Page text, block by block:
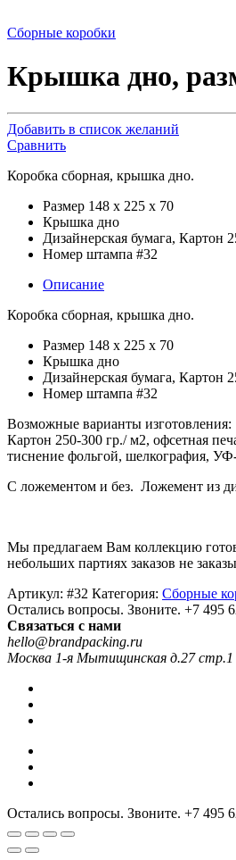
Сборные коробки
Крышка дно,
Добавить в список желаний
Сравнить
Коробка сборная, крышка дно.
Размер 148 х 225 х 70
Крышка дно
Дизайнерская бумага, Картон
Номер штампа #32
Описание
Коробка сборная, крышка дно.
Размер 148 х 225 х 70
Крышка дно
Дизайнерская бумага, Картон
Номер штампа #32
Возможные варианты изготовления:
Картон 250-300 гр./ м2, офсетная
тиснение фольгой, шелкография,
С ложементом и без. Ложемент из
Мы предлагаем Вам коллекцию
небольших партиях заказов не
Артикул: #32 Категория: Сборные
Остались вопросы. Звоните. +7 495
Связаться с нами
hello@brandpacking.ru
Москва 1-я Мытищинская д.27 стр.1
Остались вопросы. Звоните. +7 495